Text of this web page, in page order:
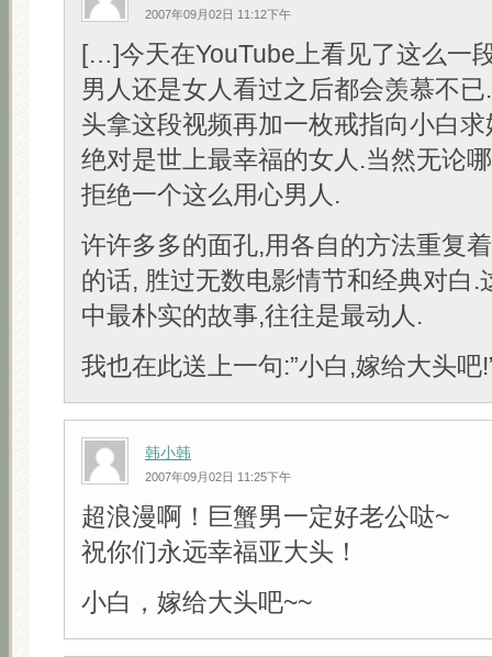
2007年09月02日 11:12下午
[…]今天在YouTube上看见了这么一
男人还是女人看过之后都会羡慕不
头拿这段视频再加一枚戒指向小白
绝对是世上最幸福的女人.当然无论
拒绝一个这么用心男人.
许许多多的面孔,用各自的方法重复
的话, 胜过无数电影情节和经典对白.
中最朴实的故事,往往是最动人.
我也在此送上一句:”小白,嫁给大头
韩小韩
2007年09月02日 11:25下午
超浪漫啊！巨蟹男一定好老公哒~
祝你们永远幸福亚大头！
小白，嫁给大头吧~~